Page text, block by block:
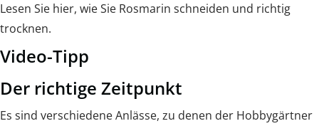
Lesen Sie hier, wie Sie Rosmarin schneiden und richtig
trocknen.
Video-Tipp
Der richtige Zeitpunkt
Es sind verschiedene Anlässe, zu denen der Hobbygärtner